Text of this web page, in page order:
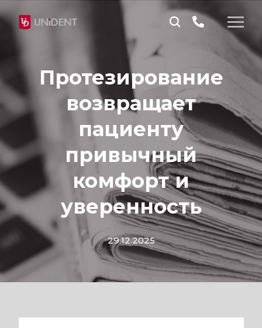
Протезирование
возвращает
пациенту
привычный
комфорт и
уверенность
29.12.2025